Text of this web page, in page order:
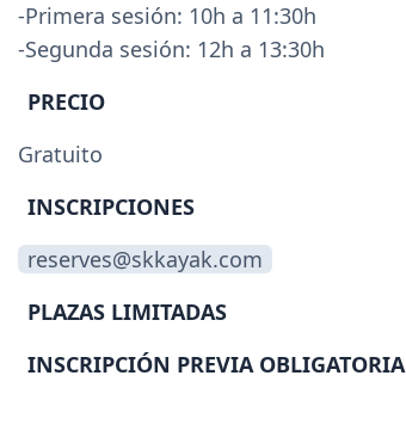
-Primera sesión: 10h a 11:30h
-Segunda sesión: 12h a 13:30h
PRECIO
Gratuito
INSCRIPCIONES
reserves@skkayak.com
PLAZAS LIMITADAS
INSCRIPCIÓN PREVIA OBLIGATORIA